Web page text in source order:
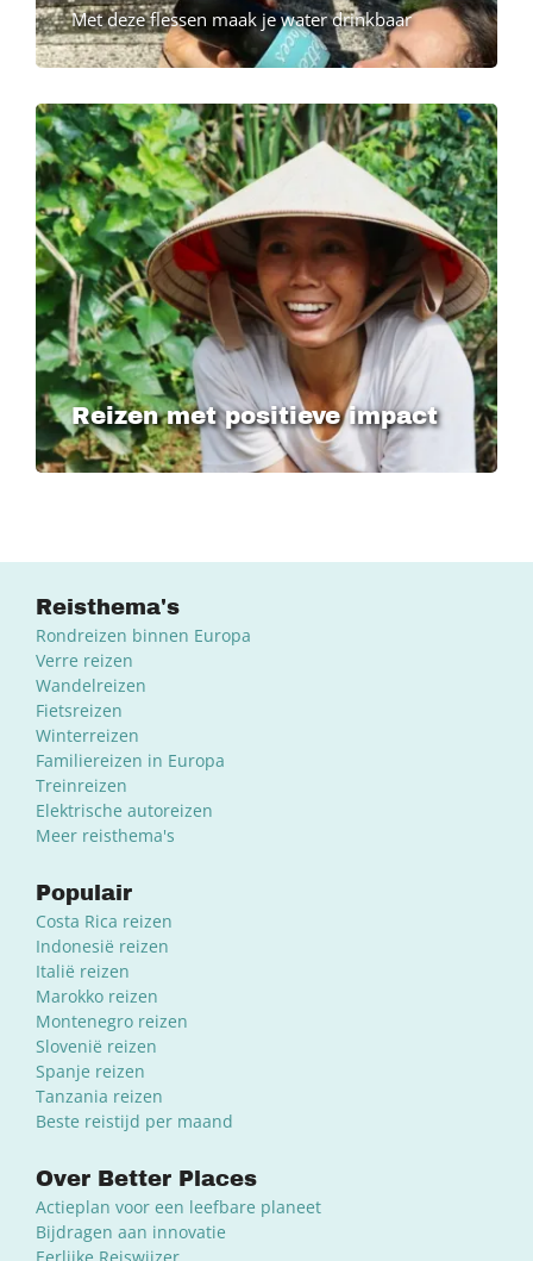
Met deze flessen maak je water drinkbaar
Reizen met positieve impact
Reisthema's
Rondreizen binnen Europa
Verre reizen
Wandelreizen
Fietsreizen
Winterreizen
Familiereizen in Europa
Treinreizen
Elektrische autoreizen
Meer reisthema's
Populair
Costa Rica reizen
Indonesië reizen
Italië reizen
Marokko reizen
Montenegro reizen
Slovenië reizen
Spanje reizen
Tanzania reizen
Beste reistijd per maand
Over Better Places
Actieplan voor een leefbare planeet
Bijdragen aan innovatie